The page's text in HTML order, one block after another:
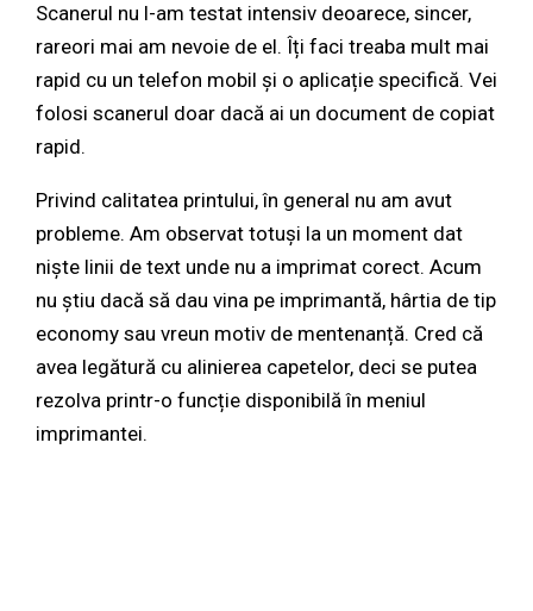
Scanerul nu l-am testat intensiv deoarece, sincer,
rareori mai am nevoie de el. Îți faci treaba mult mai
rapid cu un telefon mobil și o aplicație specifică. Vei
folosi scanerul doar dacă ai un document de copiat
rapid.
Privind calitatea printului, în general nu am avut
probleme. Am observat totuși la un moment dat
niște linii de text unde nu a imprimat corect. Acum
nu știu dacă să dau vina pe imprimantă, hârtia de tip
economy sau vreun motiv de mentenanță. Cred că
avea legătură cu alinierea capetelor, deci se putea
rezolva printr-o funcție disponibilă în meniul
imprimantei.